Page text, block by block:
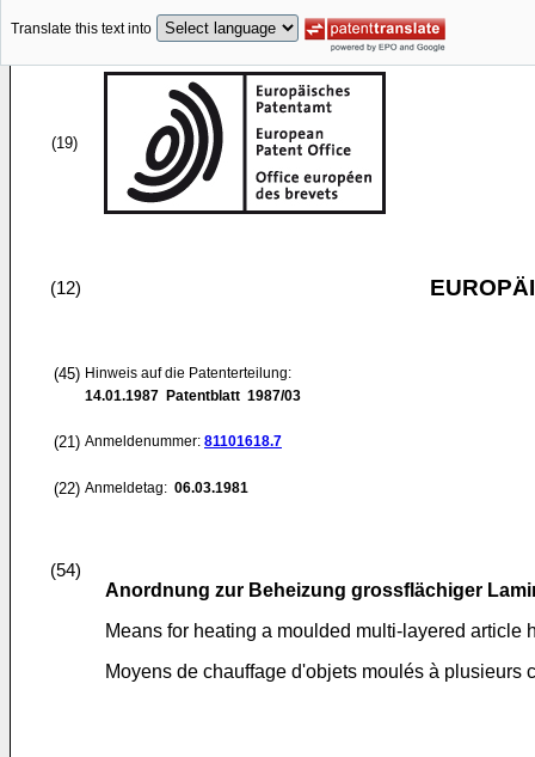
Translate this text into
(19)
(12)
(45) Hinweis auf die Patenterteilung:
14.01.1987 Patentblatt 1987/03
(21) Anmeldenummer: 81101618.7
(22) Anmeldetag: 06.03.1981
(54)
Anordnung zur Beheizung grossflächiger
Means for heating a moulded multi-layered article
Moyens de chauffage d'objets moulés à plusieurs